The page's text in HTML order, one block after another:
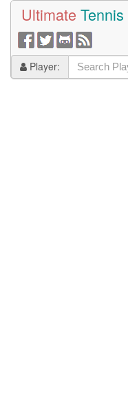
Ultimate Tennis
Player: